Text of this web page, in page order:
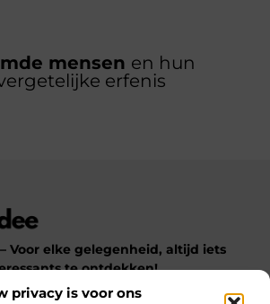
privacy is voor ons
mensen en hun
erfenis
Voor elke gelegenheid, altijd iets
te ontdekken!